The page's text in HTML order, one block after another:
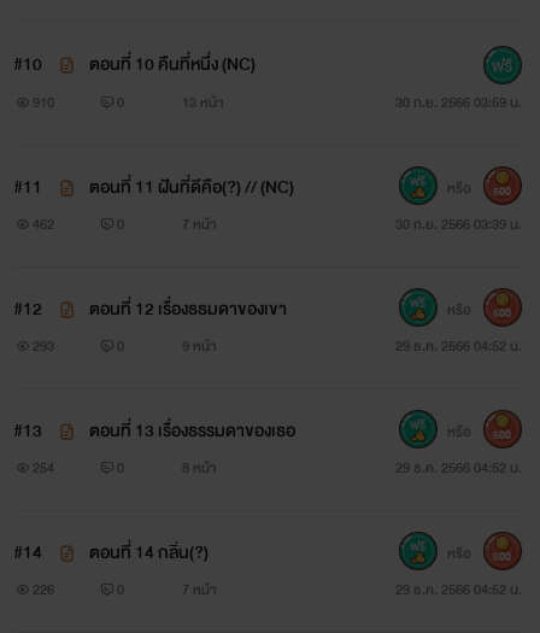
#10 ตอนที่ 10 คืนที่หนึ่ง (NC)
910 0 13 หน้า 30 ก.ย. 2566 03:59 น.
#11 ตอนที่ 11 ฝันที่ดีคือ(?) // (NC)
462 0 7 หน้า 30 ก.ย. 2566 03:39 น.
หรือ 500
#12 ตอนที่ 12 เรื่องธธมดาของเขา
293 0 9 หน้า 29 ธ.ค. 2566 04:52 น.
หรือ 500
#13 ตอนที่ 13 เรื่องธรรมดาของเธอ
254 0 8 หน้า 29 ธ.ค. 2566 04:52 น.
หรือ 500
#14 ตอนที่ 14 กลิ่น(?)
226 0 7 หน้า 29 ธ.ค. 2566 04:52 น.
หรือ 500